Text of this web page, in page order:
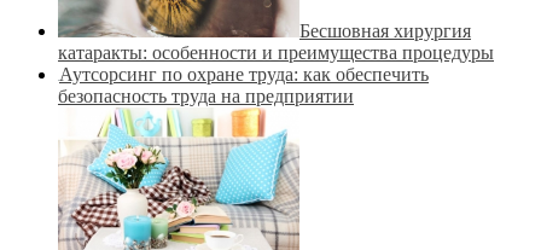
Бесшовная хирургия
катаракты: особенности и преимущества процедуры
Аутсорсинг по охране труда: как обеспечить
безопасность труда на предприятии